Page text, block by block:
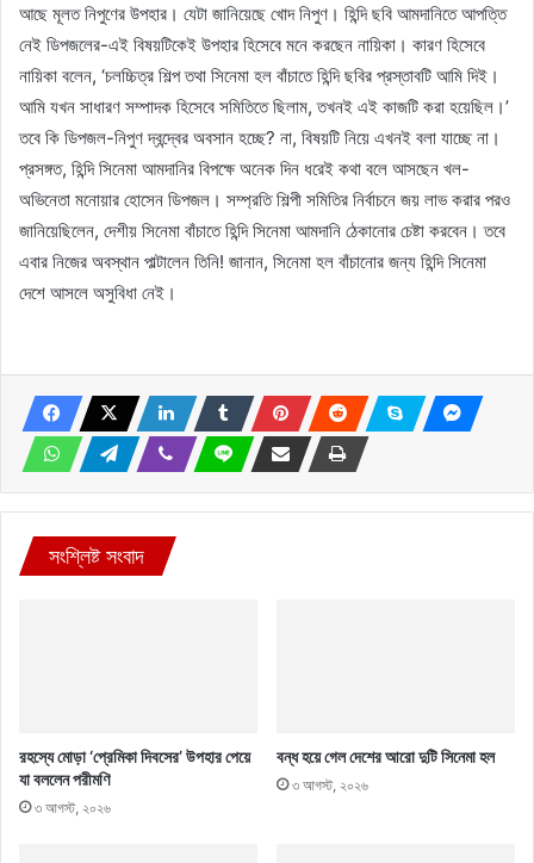
আছে মূলত নিপুণের উপহার। যেটা জানিয়েছে খোদ নিপুণ। হিন্দি ছবি আমদানিতে আপত্তি
নেই ডিপজলের-এই বিষয়টিকেই উপহার হিসেবে মনে করছেন নায়িকা। কারণ হিসেবে
নায়িকা বলেন, ‘চলচ্চিত্র শিল্প তথা সিনেমা হল বাঁচাতে হিন্দি ছবির প্রস্তাবটি আমি দিই।
আমি যখন সাধারণ সম্পাদক হিসেবে সমিতিতে ছিলাম, তখনই এই কাজটি করা হয়েছিল।’
তবে কি ডিপজল-নিপুণ দ্বন্দ্বের অবসান হচ্ছে? না, বিষয়টি নিয়ে এখনই বলা যাচ্ছে না।
প্রসঙ্গত, হিন্দি সিনেমা আমদানির বিপক্ষে অনেক দিন ধরেই কথা বলে আসছেন খল-
অভিনেতা মনোয়ার হোসেন ডিপজল। সম্প্রতি শিল্পী সমিতির নির্বাচনে জয় লাভ করার পরও
জানিয়েছিলেন, দেশীয় সিনেমা বাঁচাতে হিন্দি সিনেমা আমদানি ঠেকানোর চেষ্টা করবেন। তবে
এবার নিজের অবস্থান পাল্টালেন তিনি! জানান, সিনেমা হল বাঁচানোর জন্য হিন্দি সিনেমা
দেশে আসলে অসুবিধা নেই।
সংশ্লিষ্ট সংবাদ
রহস্যে মোড়া ‘প্রেমিকা দিবসের’ উপহার পেয়ে
যা বললেন পরীমণি
৩ আগস্ট, ২০২৬
বন্ধ হয়ে গেল দেশের আরো দুটি সিনেমা হল
৩ আগস্ট, ২০২৬